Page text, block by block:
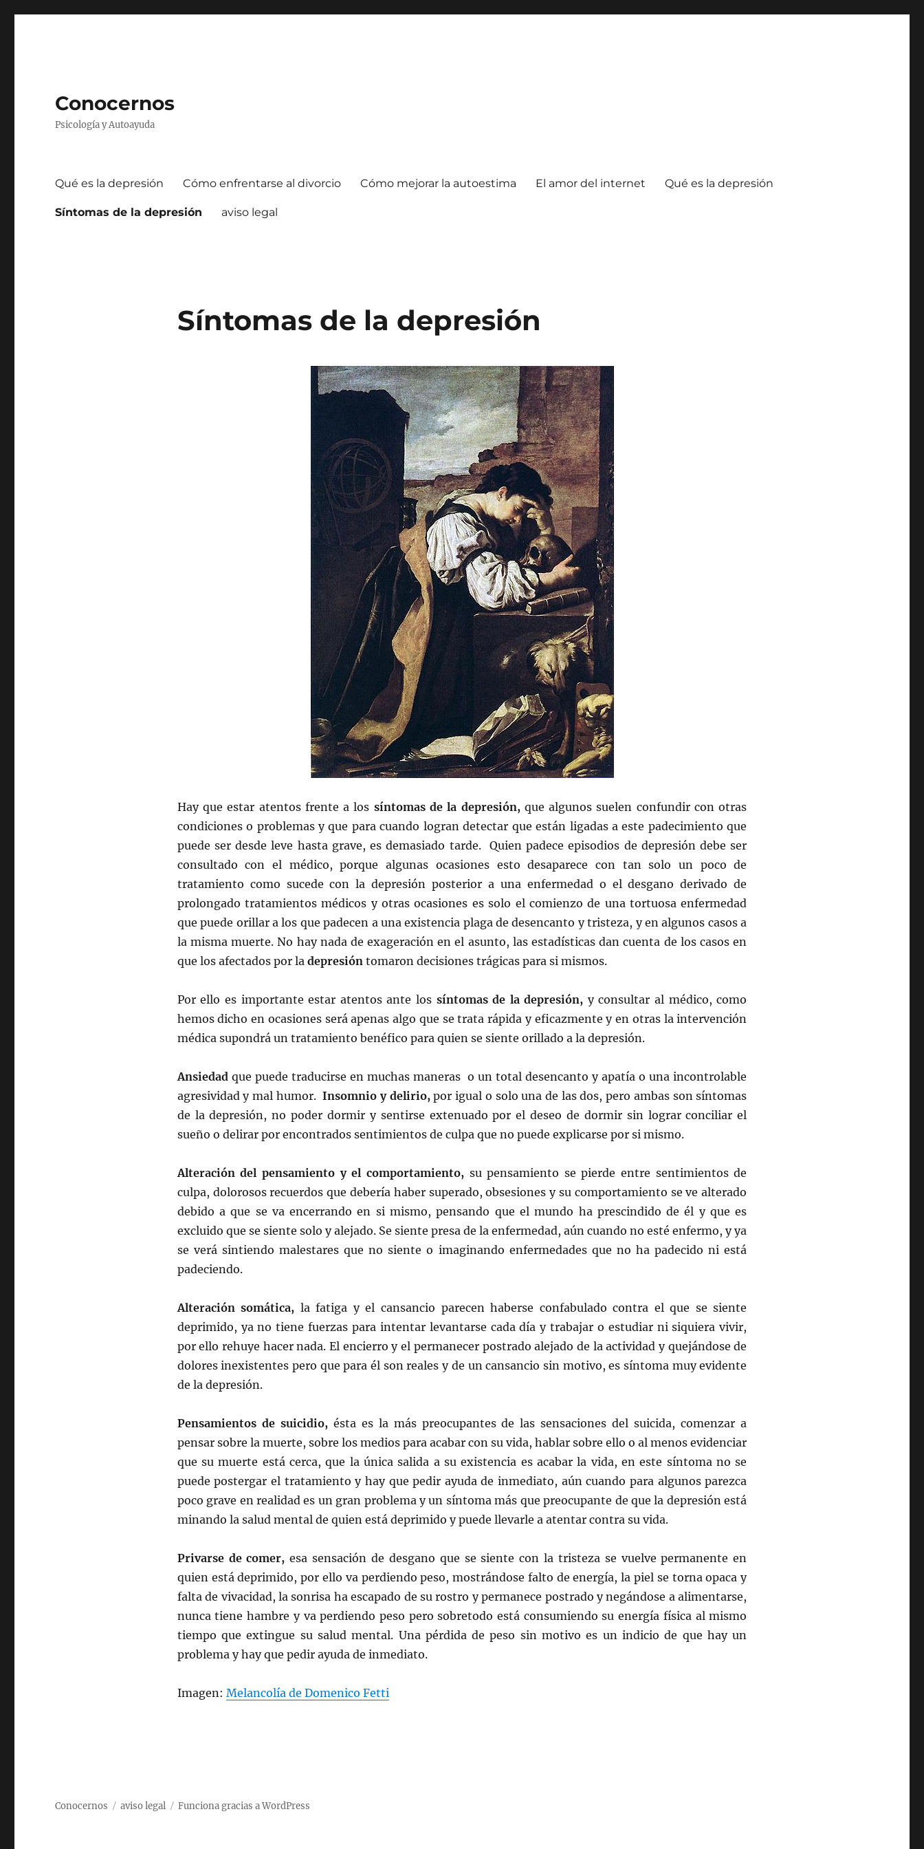
Conocernos
Psicología y Autoayuda
Qué es la depresión Cómo enfrentarse al divorcio Cómo mejorar la autoestima El amor del internet Qué es la depresión
Síntomas de la depresión aviso legal
Síntomas de la depresión
Hay que estar atentos frente a los síntomas de la depresión, que algunos suelen confundir con otras
condiciones o problemas y que para cuando logran detectar que están ligadas a este padecimiento que
puede ser desde leve hasta grave, es demasiado tarde. Quien padece episodios de depresión debe ser
consultado con el médico, porque algunas ocasiones esto desaparece con tan solo un poco de
tratamiento como sucede con la depresión posterior a una enfermedad o el desgano derivado de
prolongado tratamientos médicos y otras ocasiones es solo el comienzo de una tortuosa enfermedad
que puede orillar a los que padecen a una existencia plaga de desencanto y tristeza, y en algunos casos a
la misma muerte. No hay nada de exageración en el asunto, las estadísticas dan cuenta de los casos en
que los afectados por la depresión tomaron decisiones trágicas para si mismos.
Por ello es importante estar atentos ante los síntomas de la depresión, y consultar al médico, como
hemos dicho en ocasiones será apenas algo que se trata rápida y eficazmente y en otras la intervención
médica supondrá un tratamiento benéfico para quien se siente orillado a la depresión.
Ansiedad que puede traducirse en muchas maneras o un total desencanto y apatía o una incontrolable
agresividad y mal humor.Insomnio y delirio,por igual o solo una de las dos, pero ambas son síntomas
de la depresión, no poder dormir y sentirse extenuado por el deseo de dormir sin lograr conciliar el
sueño o delirar por encontrados sentimientos de culpa que no puede explicarse por si mismo.
Alteración del pensamiento y el comportamiento, su pensamiento se pierde entre sentimientos de
culpa, dolorosos recuerdos que debería haber superado, obsesiones y su comportamiento se ve alterado
debido a que se va encerrando en si mismo, pensando que el mundo ha prescindido de él y que es
excluido que se siente solo y alejado. Se siente presa de la enfermedad, aún cuando no esté enfermo, y ya
se verá sintiendo malestares que no siente o imaginando enfermedades que no ha padecido ni está
padeciendo.
Alteración somática, la fatiga y el cansancio parecen haberse confabulado contra el que se siente
deprimido, ya no tiene fuerzas para intentar levantarse cada día y trabajar o estudiar ni siquiera vivir,
por ello rehuye hacer nada. El encierro y el permanecer postrado alejado de la actividad y quejándose de
dolores inexistentes pero que para él son reales y de un cansancio sin motivo, es síntoma muy evidente
de la depresión.
Pensamientos de suicidio, ésta es la más preocupantes de las sensaciones del suicida, comenzar a
pensar sobre la muerte, sobre los medios para acabar con su vida, hablar sobre ello o al menos evidenciar
que su muerte está cerca, que la única salida a su existencia es acabar la vida, en este síntoma no se
puede postergar el tratamiento y hay que pedir ayuda de inmediato, aún cuando para algunos parezca
poco grave en realidad es un gran problema y un síntoma más que preocupante de que la depresión está
minando la salud mental de quien está deprimido y puede llevarle a atentar contra su vida.
Privarse de comer,esa sensación de desgano que se siente con la tristeza se vuelve permanente en
quien está deprimido, por ello va perdiendo peso, mostrándose falto de energía, la piel se torna opaca y
falta de vivacidad, la sonrisa ha escapado de su rostro y permanece postrado y negándose a alimentarse,
nunca tiene hambre y va perdiendo peso pero sobretodo está consumiendo su energía física al mismo
tiempo que extingue su salud mental. Una pérdida de peso sin motivo es un indicio de que hay un
problema y hay que pedir ayuda de inmediato.
Imagen: Melancolía de Domenico Fetti
Conocernos aviso legal Funciona gracias a WordPress